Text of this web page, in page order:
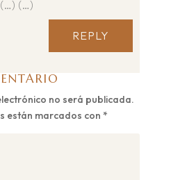
(…)
REPLY
no será publicada.
están marcados con *